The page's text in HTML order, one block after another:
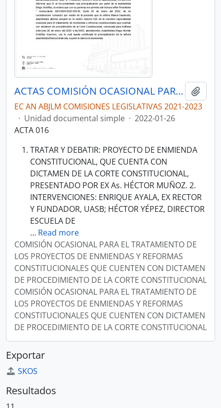
ACTAS COMISIÓN OCASIONAL PARA EL TRATAMIENTO DE LOS PROYECTOS DE ENMIENDAS Y REFORMAS CONSTITUCIONALES QUE CUENTEN CON DICTAMEN DE PROCEDIMIENTO DE LA CORTE CONSTITUCIONAL
EC AN ABJLM COMISIONES LEGISLATIVAS 2021-2023
· Unidad documental simple · 2022-01-26
ACTA 016
TRATAR Y DEBATIR: PROYECTO DE ENMIENDA
CONSTITUCIONAL, QUE CUENTA CON
DICTAMEN DE LA CORTE CONSTITUCIONAL,
PRESENTADO POR EX As. HÉCTOR MUÑOZ. 2.
INTERVENCIONES: ENRIQUE AYALA, EX RECTOR
Y FUNDADOR, UASB; HÉCTOR YÉPEZ, DIRECTOR
ESCUELA DE
… Read more
COMISIÓN OCASIONAL PARA EL TRATAMIENTO DE
LOS PROYECTOS DE ENMIENDAS Y REFORMAS
CONSTITUCIONALES QUE CUENTEN CON DICTAMEN
DE PROCEDIMIENTO DE LA CORTE CONSTITUCIONAL
COMISIÓN OCASIONAL PARA EL TRATAMIENTO DE
LOS PROYECTOS DE ENMIENDAS Y REFORMAS
CONSTITUCIONALES QUE CUENTEN CON DICTAMEN
DE PROCEDIMIENTO DE LA CORTE CONSTITUCIONAL
Exportar
SKOS
Resultados